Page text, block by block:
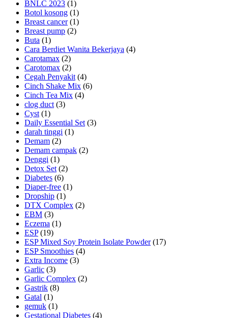
BNLC 2023 (1)
Botol kosong (1)
Breast cancer(1)
Breast pump (2)
Buta (1)
Cara Berdiet Wanita Bekerjaya (4)
Carotamax (2)
Carotomax (2)
Cegah Penyakit (4)
Cinch Shake Mix (6)
Cinch Tea Mix (4)
clog duct (3)
Cyst (1)
Daily Essential Set (3)
darah tinggi (1)
Demam (2)
Demam campak (2)
Denggi (1)
Detox Set (2)
Diabetes (6)
Diaper-free (1)
Dropship (1)
DTX Complex (2)
EBM (3)
Eczema (1)
ESP(19)
ESP Mixed Soy Protein Isolate Powder(17)
ESP Smoothies (4)
Extra Income (3)
Garlic (3)
Garlic Complex (2)
Gastrik (8)
Gatal (1)
gemuk (1)
Gestational Diabetes (4)